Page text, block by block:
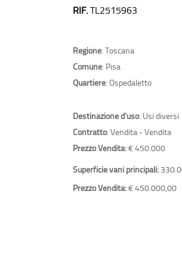
RIF. TL2515963
Regione: Toscana
Comune: Pisa
Quartiere: Ospedaletto
Destinazione d'uso: Usi diversi
Contratto: Vendita - Vendita
Prezzo Vendita:€ 450.000
Superficie vani principali:
Prezzo Vendita:€ 450.000,00